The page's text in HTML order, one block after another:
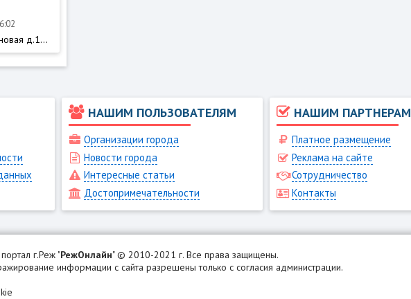
д.1...
НАШИМ ПОЛЬЗОВАТЕЛЯМ
Организации города
Новости города
Интересные статьи
Достопримечательности
НАШИМ ПАРТНЕРАМ
Платное размещение
Реклама на сайте
Сотрудничество
Контакты
г.Реж "РежОнлайн" © 2010-2021 г. Все права защищены.
информации с сайта разрешены только с согласия администрации.